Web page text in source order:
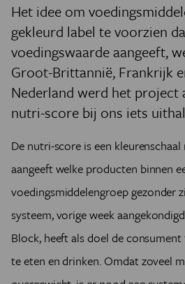
Het idee om
gekleurd label te voorzien
voedingswaarde aangeeft,
Groot-Brittannië, Frankrijk
Nederland werd het project
nutri-score bij ons iets
De nutri-score is een
aangeeft welke producten binnen
voedingsmiddelengroep gezonder
systeem, vorige week
Block, heeft als doel de
te eten en drinken. Omdat zoveel